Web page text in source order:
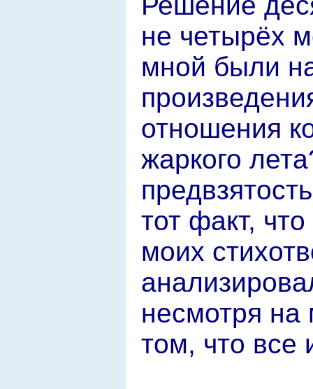
не четырёх
мной были
отношения
жаркого
тот факт,
моих
несмотря на
том, что все